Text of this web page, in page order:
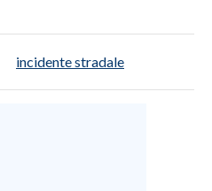
incidente stradale